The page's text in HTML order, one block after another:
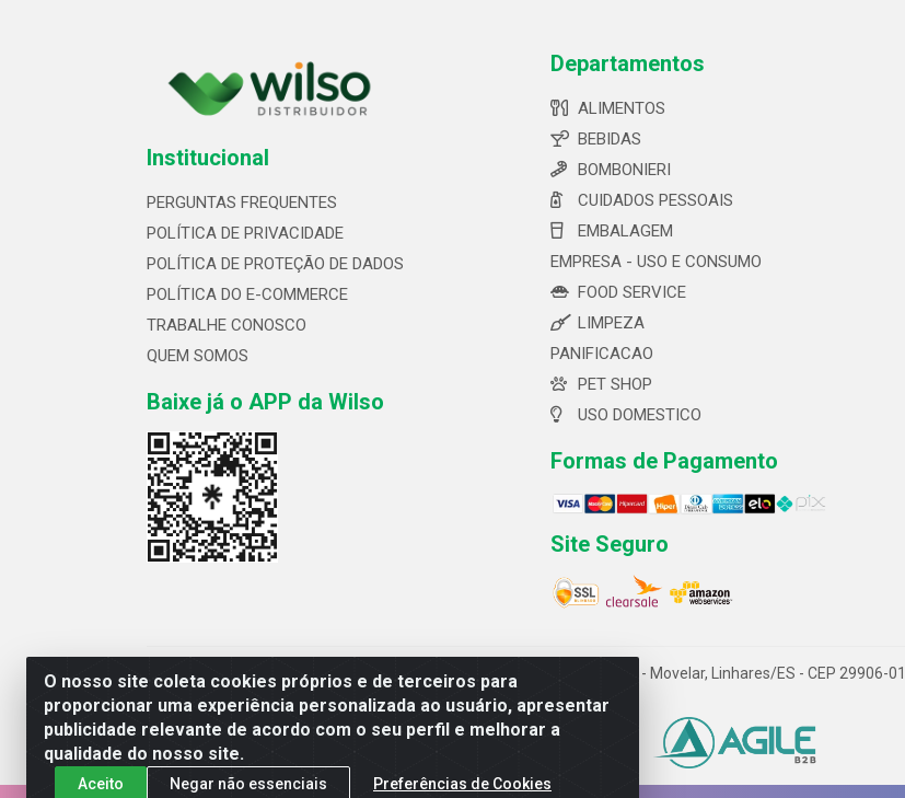
O nosso site coleta cookies próprios e de terceiros para
proporcionar uma experiência personalizada ao usuário, apresentar
publicidade relevante de acordo com o seu perfil e melhorar a
qualidade do nosso site.
Aceito Negar não essenciais Preferências de Cookies
Institucional
PERGUNTAS FREQUENTES
POLÍTICA DE PRIVACIDADE
POLÍTICA DE PROTEÇÃO DE DADOS
POLÍTICA DO E-COMMERCE
TRABALHE CONOSCO
QUEM SOMOS
Baixe já o APP da Wilso
Departamentos
ALIMENTOS
BEBIDAS
BOMBONIERI
CUIDADOS PESSOAIS
EMBALAGEM
EMPRESA - USO E CONSUMO
FOOD SERVICE
LIMPEZA
PANIFICACAO
PET SHOP
USO DOMESTICO
Formas de Pagamento
Site Seguro
Wilso Distribuidor ltda- Av. Cerejeira, 699 - Movelar, Linhares/ES - CEP 29906-